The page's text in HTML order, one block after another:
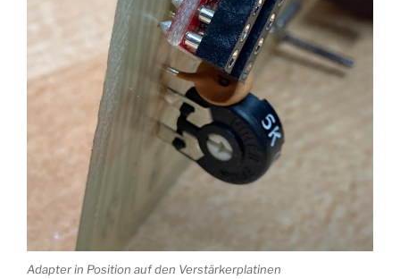
Adapter in Position auf den Verstärkerplatinen